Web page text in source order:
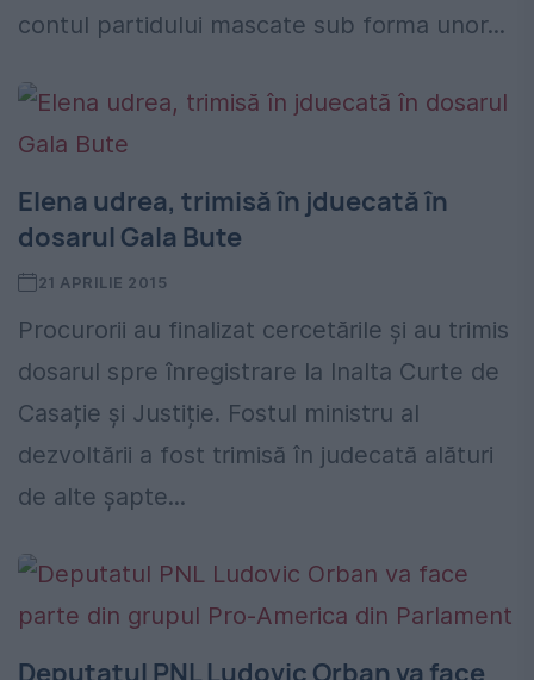
contul partidului mascate sub forma unor...
Elena udrea, trimisă în jduecată în
dosarul Gala Bute
21 APRILIE 2015
Procurorii au finalizat cercetările și au trimis
dosarul spre înregistrare la Inalta Curte de
Casație și Justiție. Fostul ministru al
dezvoltării a fost trimisă în judecată alături
de alte șapte...